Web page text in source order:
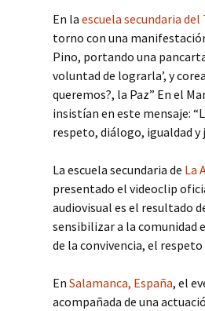
En laescuela secundaria
torno con una
Pino, portando una
voluntad de lograrla’, y
queremos?, la Paz” En el
insistían en este mensaje:
respeto, diálogo, igualdad y
La escuela secundaria de La
presentado el videoclip
audiovisual es el resultado
sensibilizar a la comunidad
de la convivencia, el
EnSalamanca, España, el
acompañada de una